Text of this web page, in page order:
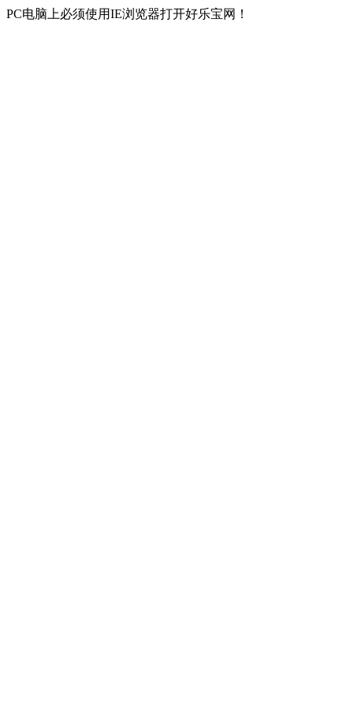
PC电脑上必须使用IE浏览器打开好乐宝网！